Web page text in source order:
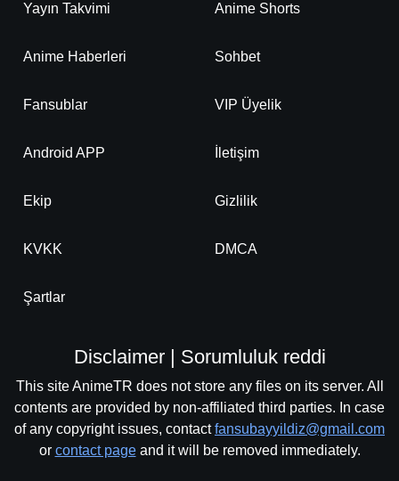
Yayın Takvimi Anime Shorts
Anime Haberleri Sohbet
Fansublar VIP Üyelik
Android APP İletişim
Ekip Gizlilik
KVKK DMCA
Şartlar
Disclaimer | Sorumluluk reddi
This site AnimeTR does not store any files on its server. All
contents are provided by non-affiliated third parties. In case
of any copyright issues, contactfansubayyildiz@gmail.com
or contact pageand it will be removed immediately.